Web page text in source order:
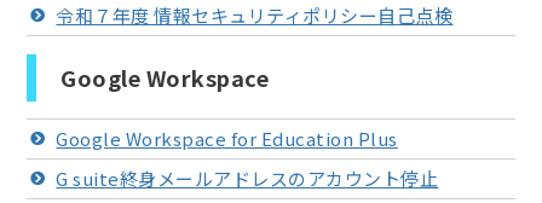
令和７年度 情報セキュリティポリシー自己点検
Google Workspace
Google Workspace for Education Plus
G suite終身メールアドレスのアカウント停止